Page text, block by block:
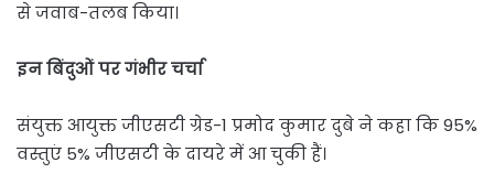
से जवाब-तलब किया।
इन बिंदुओं पर गंभीर चर्चा
संयुक्त आयुक्त जीएसटी ग्रेड-1 प्रमोद कुमार दुबे ने कहा कि 95%
वस्तुएं 5% जीएसटी के दायरे में आ चुकी हैं।